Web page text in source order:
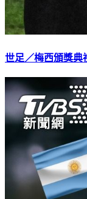
世足／梅西頒獎